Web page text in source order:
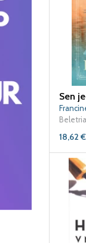
Sen
Beletria
18,62 €